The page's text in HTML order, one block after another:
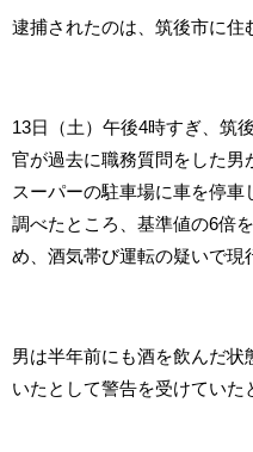
逮捕されたのは、筑後市に住
13日（土）午後4時すぎ、筑
官が過去に職務質問をした男
スーパーの駐車場に車を停
調べたところ、基準値の6倍
め、酒気帯び運転の疑いで現
男は半年前にも酒を飲んだ状
いたとして警告を受けていた